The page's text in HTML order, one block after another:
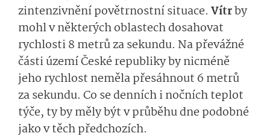
zintenzivnění povětrnostní situace. Vítrby
mohl v některých oblastech dosahovat
rychlosti 8 metrů za sekundu. Na převážné
části území České republiky by nicméně
jeho rychlost neměla přesáhnout 6 metrů
za sekundu. Co se denních i nočních teplot
týče, ty by měly být v průběhu dne podobné
jako v těch předchozích.